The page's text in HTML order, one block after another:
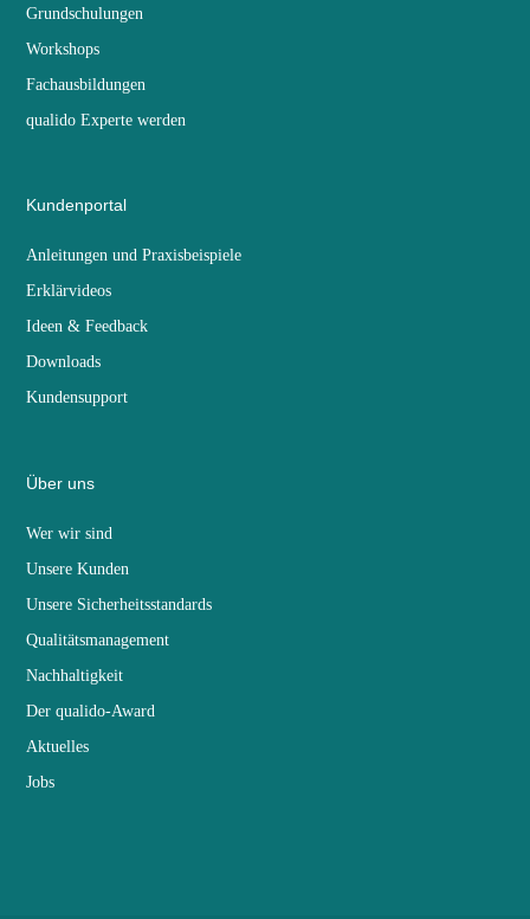
Grundschulungen
Workshops
Fachausbildungen
qualido Experte werden
Kundenportal
Anleitungen und Praxisbeispiele
Erklärvideos
Ideen & Feedback
Downloads
Kundensupport
Über uns
Wer wir sind
Unsere Kunden
Unsere Sicherheitsstandards
Qualitätsmanagement
Nachhaltigkeit
Der qualido-Award
Aktuelles
Jobs